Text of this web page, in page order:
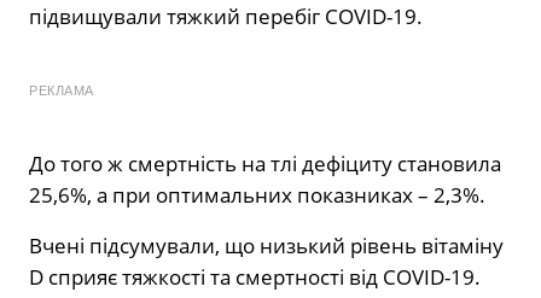
підвищували тяжкий перебіг COVID-19.
РЕКЛАМА
До того ж смертність на тлі дефіциту становила
25,6%, а при оптимальних показниках – 2,3%.
Вчені підсумували, що низький рівень вітаміну
D сприяє тяжкості та смертності від COVID-19.